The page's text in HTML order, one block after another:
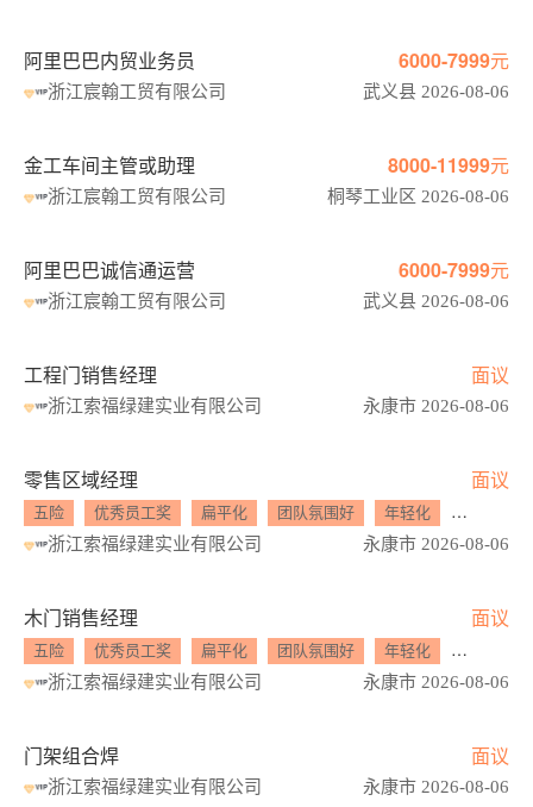
阿里巴巴内贸业务员 6000-7999元
浙江宸翰工贸有限公司 武义县 2026-08-06
金工车间主管或助理 8000-11999元
浙江宸翰工贸有限公司 桐琴工业区 2026-08-06
阿里巴巴诚信通运营 6000-7999元
浙江宸翰工贸有限公司 武义县 2026-08-06
工程门销售经理 面议
浙江索福绿建实业有限公司 永康市 2026-08-06
零售区域经理 面议
五险 优秀员工奖 扁平化 团队氛围好 年轻化 工作氛围
浙江索福绿建实业有限公司 永康市 2026-08-06
木门销售经理 面议
五险 优秀员工奖 扁平化 团队氛围好 年轻化 工作氛围
浙江索福绿建实业有限公司 永康市 2026-08-06
门架组合焊 面议
浙江索福绿建实业有限公司 永康市 2026-08-06